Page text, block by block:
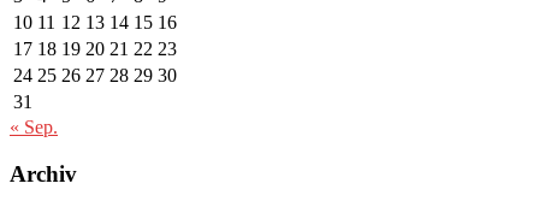
10 11 12 13 14 15 16
17 18 19 20 21 22 23
24 25 26 27 28 29 30
31
« Sep.
Archiv